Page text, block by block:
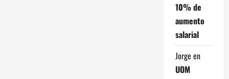
10% de
aumento
salarial
Jorge en
UOM